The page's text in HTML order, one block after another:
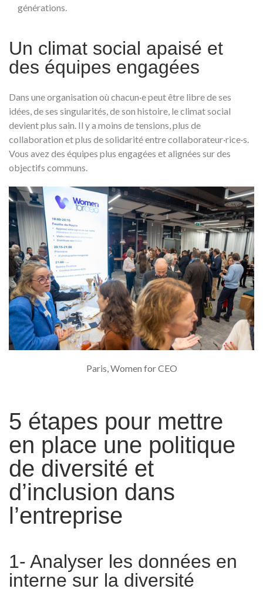
générations.
Un climat social apaisé et
des équipes engagées
Dans une organisation où chacun·e peut être libre de ses
idées, de ses singularités, de son histoire, le climat social
devient plus sain. Il y a moins de tensions, plus de
collaboration et plus de solidarité entre collaborateur·rice·s.
Vous avez des équipes plus engagées et alignées sur des
objectifs communs.
Paris, Women for CEO
5 étapes pour mettre
en place une politique
de diversité et
d’inclusion dans
l’entreprise
1- Analyser les données en
interne sur la diversité